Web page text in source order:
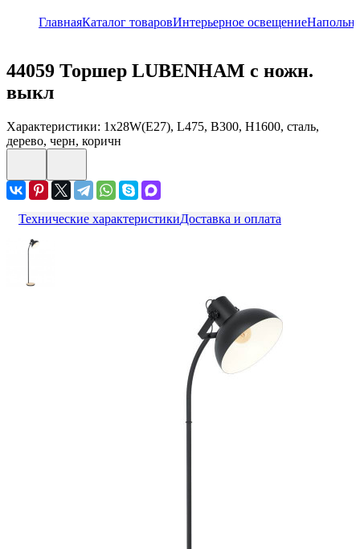
ГлавнаяКаталог товаровИнтерьерное освещение
44059 Торшер LUBENHAM с ножн.
выкл
Характеристики: 1х28W(E27), L475, B300, H1600, сталь,
дерево, черн, коричн
Технические характеристикиДоставка и оплата